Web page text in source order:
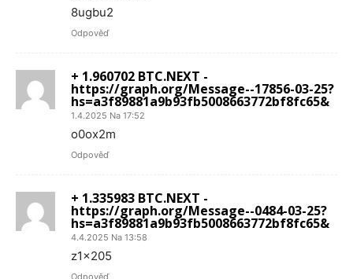
8ugbu2
Odpověď
+ 1.960702 BTC.NEXT -
https://graph.org/Message--17856-03-25?
hs=a3f89881a9b93fb5008663772bf8fc65&
1.4.2025 Na 17:52
o0ox2m
Odpověď
+ 1.335983 BTC.NEXT -
https://graph.org/Message--0484-03-25?
hs=a3f89881a9b93fb5008663772bf8fc65&
4.4.2025 Na 13:58
z1x205
Odpověď